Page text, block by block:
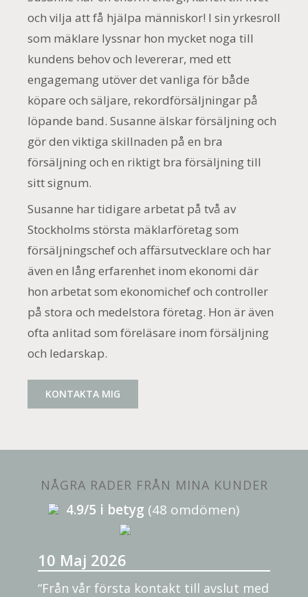
och vilja att få hjälpa människor! I sin yrkesroll
som mäklare lyssnar hon mycket noga till
kundens behov och levererar, med ett
engagemang utöver det vanliga för både
köpare och säljare, rekordförsäljningar på
löpande band. Susanne älskar försäljning och
gör den viktiga skillnaden på en bra
försäljning och en riktigt bra försäljning till
sitt signum.
Susanne har tidigare arbetat på två av
Stockholms största mäklarföretag som
försäljningschef och affärsutvecklare och har
även en lång erfarenhet inom ekonomi där
hon arbetat som ekonomichef och controller
på stora och medelstora företag. Hon är även
ofta anlitad som föreläsare inom försäljning
och ledarskap.
KONTAKTA MIG
NÅGRA RADER FRÅN MINA KUNDER
4.9/5 i betyg (48 omdömen)
10 Maj 2026
“Från vår första kontakt till avslut med